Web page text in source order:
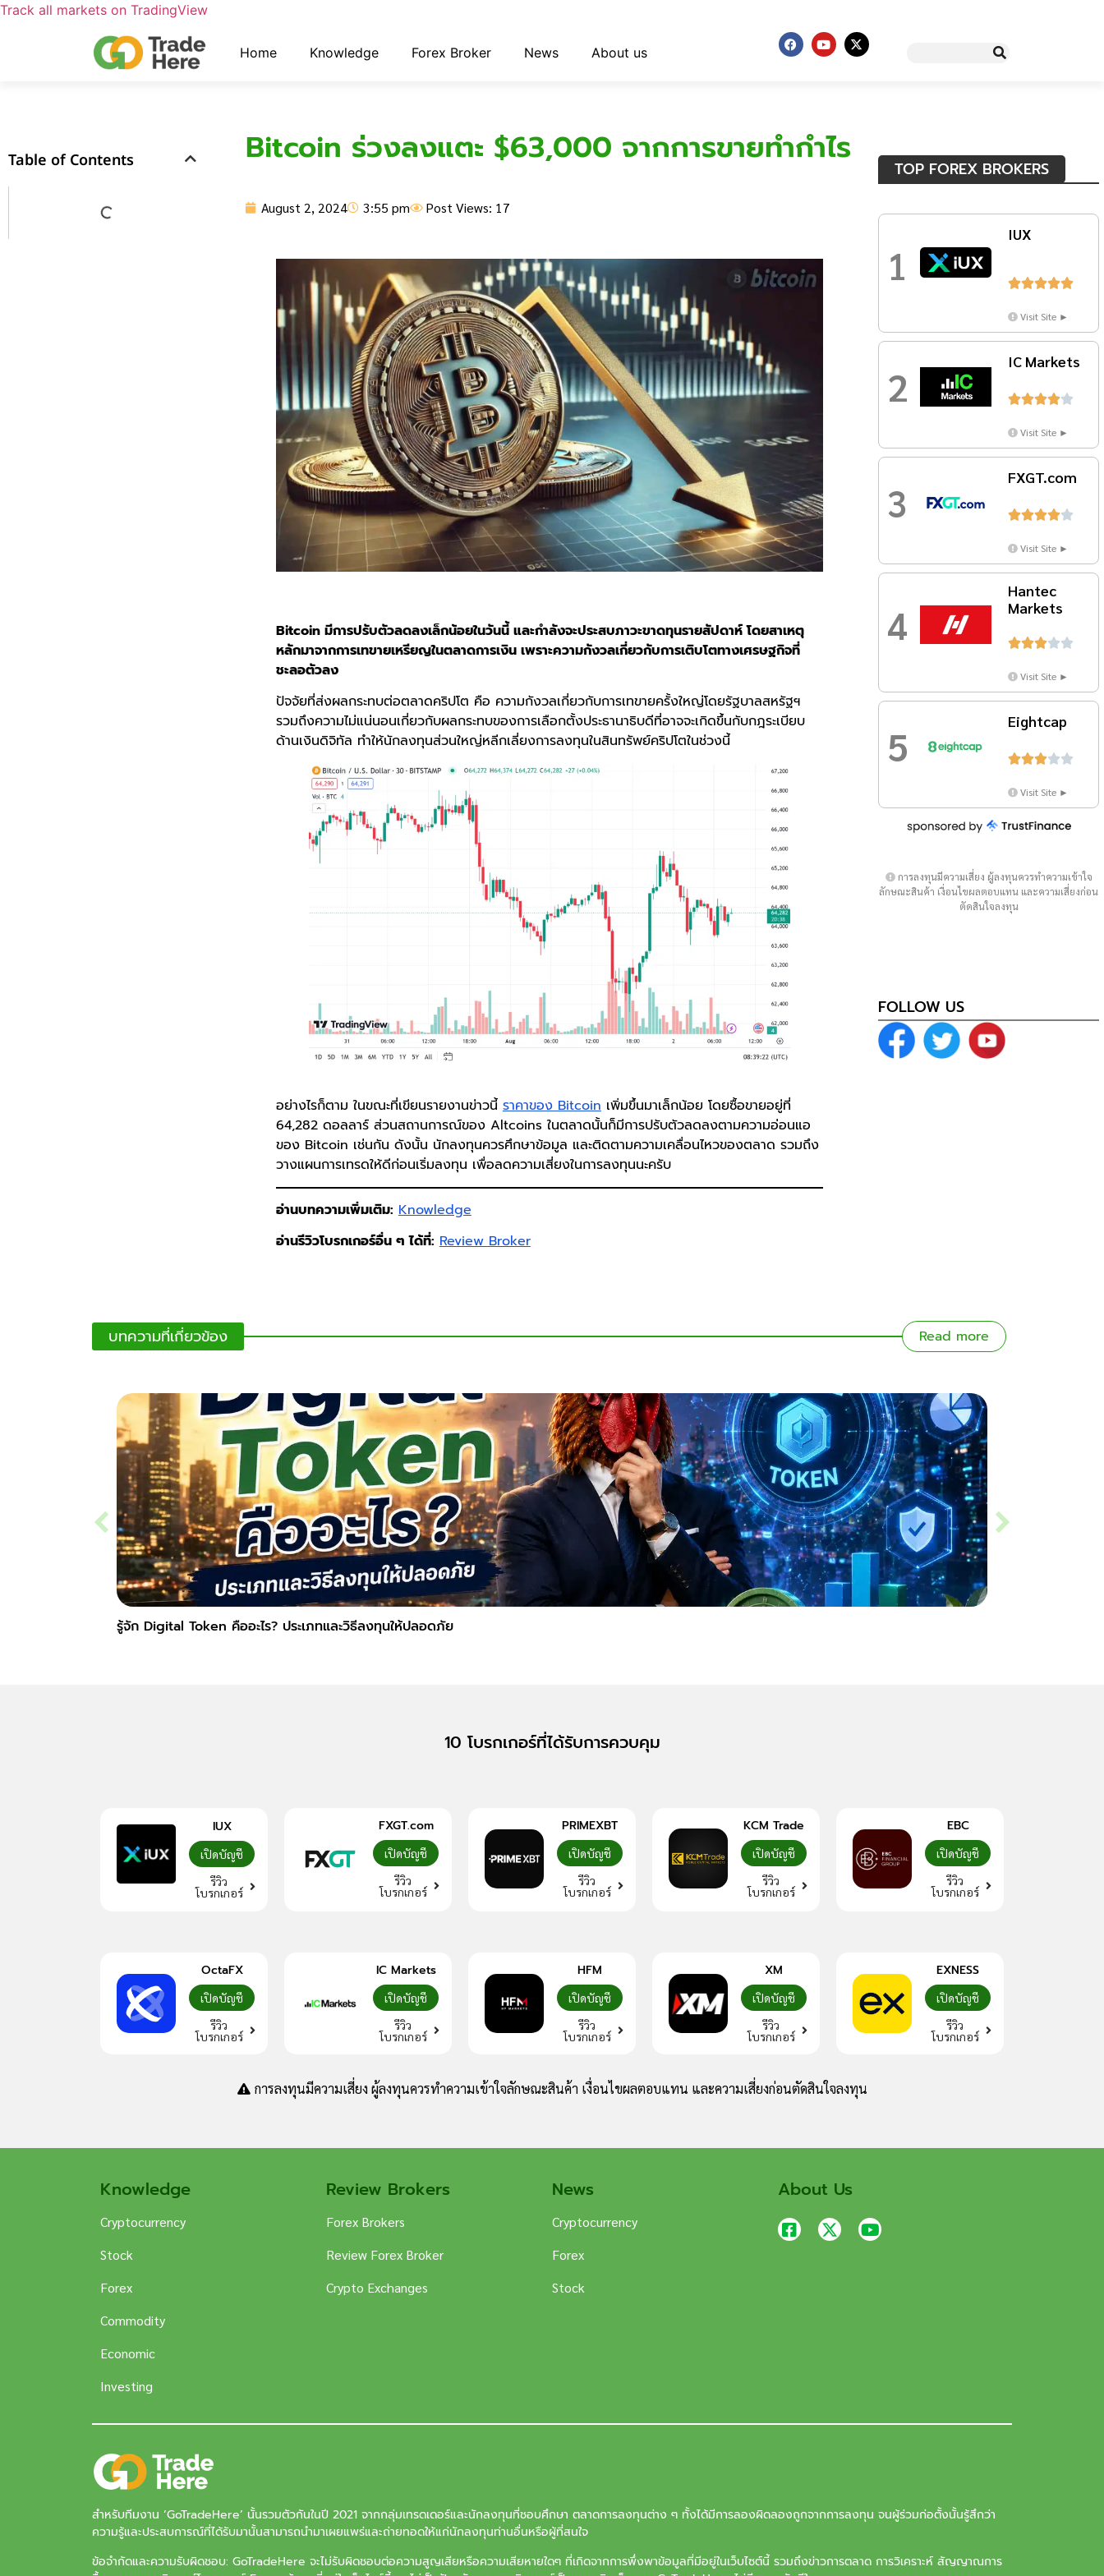
Track all markets on TradingView
Home Knowledge Forex Broker News About us
Table of Contents Bitcoin ร่วงลงแตะ $63,000 จากการขายทำกำไร
August 2, 2024 3:55 pm Post Views: 17
Bitcoin มีการปรับตัวลดลงเล็กน้อยในวันนี้ และกำลังจะประสบภาวะขาดทุนรายสัปดาห์ โดยสาเหตุ
หลักมาจากการเทขายเหรียญในตลาดการเงิน เพราะความกังวลเกี่ยวกับการเติบโตทางเศรษฐกิจที่
ชะลอตัวลง
ปัจจัยที่ส่งผลกระทบต่อตลาดคริปโต คือ ความกังวลเกี่ยวกับการเทขายครั้งใหญ่โดยรัฐบาลสหรัฐฯ
รวมถึงความไม่แน่นอนเกี่ยวกับผลกระทบของการเลือกตั้งประธานาธิบดีที่อาจจะเกิดขึ้นกับกฎระเบียบ
ด้านเงินดิจิทัล ทำให้นักลงทุนส่วนใหญ่หลีกเลี่ยงการลงทุนในสินทรัพย์คริปโตในช่วงนี้
อย่างไรก็ตาม ในขณะที่เขียนรายงานข่าวนี้ราคาของ Bitcoinเพิ่มขึ้นมาเล็กน้อย โดยซื้อขายอยู่ที่
64,282 ดอลลาร์ ส่วนสถานการณ์ของ Altcoins ในตลาดนั้นก็มีการปรับตัวลดลงตามความอ่อนแอ
ของ Bitcoin เช่นกัน ดังนั้น นักลงทุนควรศึกษาข้อมูล และติดตามความเคลื่อนไหวของตลาด รวมถึง
วางแผนการเทรดให้ดีก่อนเริ่มลงทุน เพื่อลดความเสี่ยงในการลงทุนนะครับ
อ่านบทความเพิ่มเติม: Knowledge
อ่านรีวิวโบรกเกอร์อื่น ๆ ได้ที่: Review Broker
TOP FOREX BROKERS
1
IUX

Visit Site ►
2
IC Markets

Visit Site ►
3
FXGT.com

Visit Site ►
4
Hantec
Markets

Visit Site ►
5
Eightcap

Visit Site ►
การลงทุนมีความเสี่ยง ผู้ลงทุนควรทำความเข้าใจ
ลักษณะสินค้า เงื่อนไขผลตอบแทน และความเสี่ยงก่อน
ตัดสินใจลงทุน
FOLLOW US
บทความที่เกี่ยวข้อง Read more
รู้จัก Digital Token คืออะไร? ประเภทและวิธีลงทุนให้ปลอดภัย
10 โบรกเกอร์ที่ได้รับการควบคุม
IUX
เปิดบัญชี
รีวิว
โบรกเกอร์
FXGT.com
เปิดบัญชี
รีวิว
โบรกเกอร์
PRIMEXBT
เปิดบัญชี
รีวิว
โบรกเกอร์
KCM Trade
เปิดบัญชี
รีวิว
โบรกเกอร์
EBC
เปิดบัญชี
รีวิว
โบรกเกอร์
OctaFX
เปิดบัญชี
รีวิว
โบรกเกอร์
IC Markets
เปิดบัญชี
รีวิว
โบรกเกอร์
HFM
เปิดบัญชี
รีวิว
โบรกเกอร์
XM
เปิดบัญชี
รีวิว
โบรกเกอร์
EXNESS
เปิดบัญชี
รีวิว
โบรกเกอร์
การลงทุนมีความเสี่ยง ผู้ลงทุนควรทำความเข้าใจลักษณะสินค้า เงื่อนไขผลตอบแทน และความเสี่ยงก่อนตัดสินใจลงทุน
Knowledge
Cryptocurrency
Stock
Forex
Commodity
Economic
Investing
Review Brokers
Forex Brokers
Review Forex Broker
Crypto Exchanges
News
Cryptocurrency
Forex
Stock
About Us
สำหรับทีมงาน ‘GoTradeHere’ นั้นรวมตัวกันในปี 2021 จากกลุ่มเทรดเดอร์และนักลงทุนที่ชอบศึกษา ตลาดการลงทุนต่าง ๆ ทั้งได้มีการลองผิดลองถูกจากการลงทุน จนผู้ร่วมก่อตั้งนั้นรู้สึกว่า
ความรู้และประสบการณ์ที่ได้รับมานั้นสามารถนำมาเผยแพร่และถ่ายทอดให้แก่นักลงทุนท่านอื่นหรือผู้ที่สนใจ
ข้อจำกัดและความรับผิดชอบ: GoTradeHere จะไม่รับผิดชอบต่อความสูญเสียหรือความเสียหายใดๆ ที่เกิดจากการพึ่งพาข้อมูลที่มีอยู่ในเว็บไซต์นี้ รวมถึงข่าวการตลาด การวิเคราะห์ สัญญาณการ